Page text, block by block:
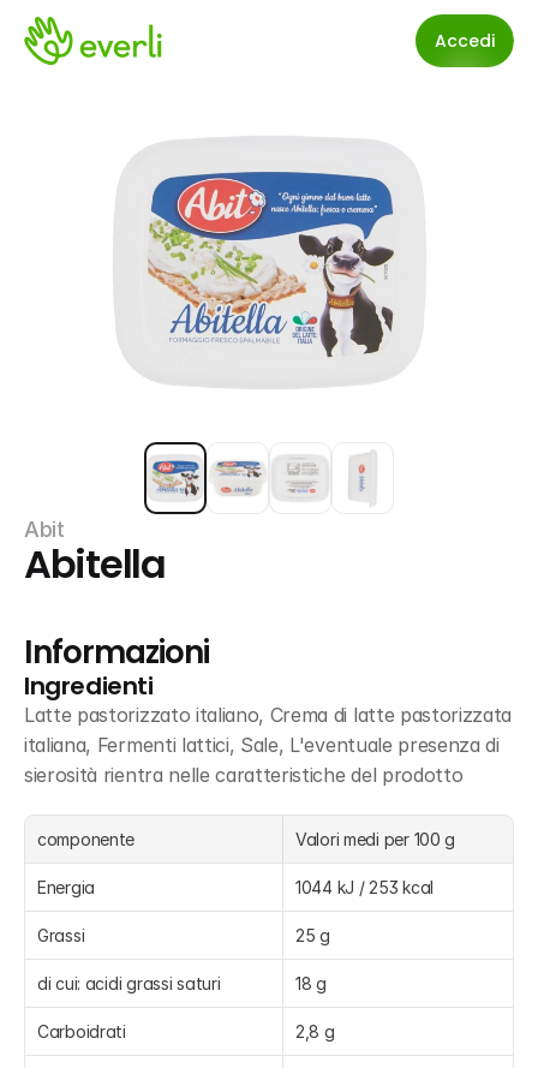
Accedi
Abit
Abitella
Informazioni
Ingredienti
Latte pastorizzato italiano, Crema di latte pastorizzata
italiana, Fermenti lattici, Sale, L'eventuale presenza di
sierosità rientra nelle caratteristiche del prodotto
componente Valori medi per 100 g
Energia 1044 kJ / 253 kcal
Grassi 25 g
di cui: acidi grassi saturi 18 g
Carboidrati 2,8 g